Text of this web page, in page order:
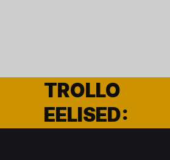
TROLLO
EELISED: